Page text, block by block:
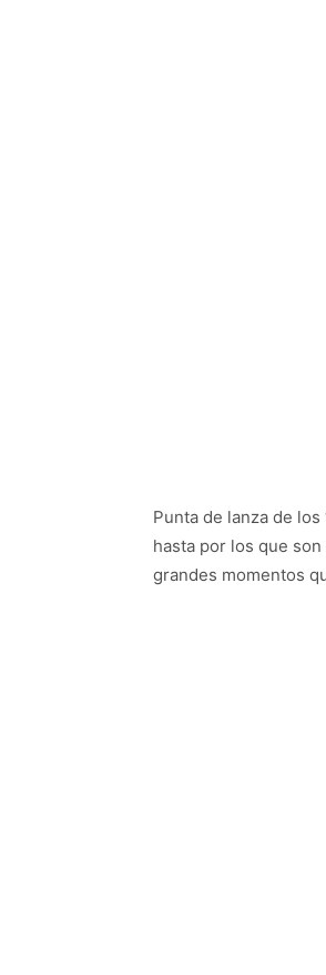
Punta de lanza de
hasta por los que
grandes momentos